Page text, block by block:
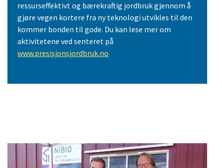
ressurseffektivt og bærekraftig jordbruk gjennom å
gjøre vegen kortere fra ny teknologi utvikles til den
kommer bonden til gode. Du kan lese mer om
aktivitetene ved senteret på
www.presisjonsjordbruk.no